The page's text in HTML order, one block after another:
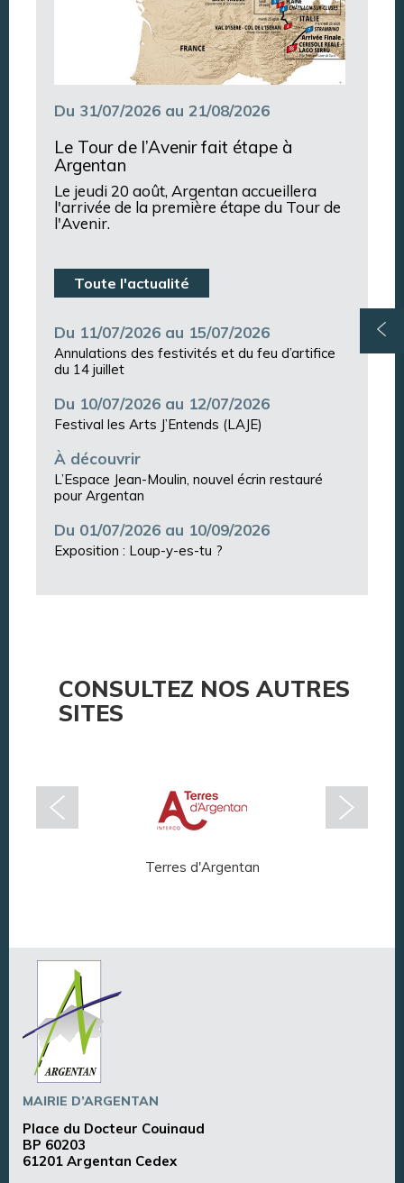
Du 31/07/2026 au 21/08/2026
Le Tour de l’Avenir fait étape à
Argentan
Le jeudi 20 août, Argentan accueillera
l'arrivée de la première étape du Tour de
l'Avenir.
Toute l'actualité
Du 11/07/2026 au 15/07/2026
Annulations des festivités et du feu d’artifice
du 14 juillet
Du 10/07/2026 au 12/07/2026
Festival les Arts J’Entends (LAJE)
À découvrir
L’Espace Jean-Moulin, nouvel écrin restauré
pour Argentan
Du 01/07/2026 au 10/09/2026
Exposition : Loup-y-es-tu ?
CONSULTEZ NOS AUTRES
SITES
Terres d'Argentan
MAIRIE D’ARGENTAN
Place du Docteur Couinaud
BP 60203
61201 Argentan Cedex